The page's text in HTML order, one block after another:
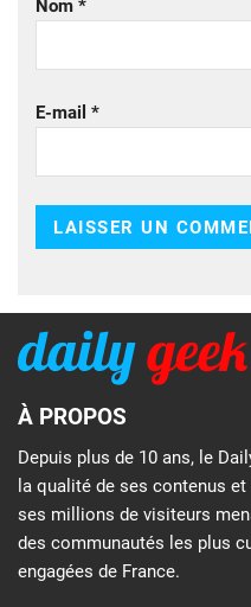
Nom *
E-mail *
À PROPOS
Depuis plus de 10 ans, le
la qualité de ses contenus
ses millions de visiteurs
des communautés les plus
engagées de France.